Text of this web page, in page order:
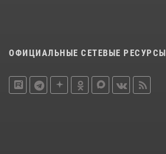
ОФИЦИАЛЬНЫЕ СЕТЕВЫЕ РЕСУРСЫ